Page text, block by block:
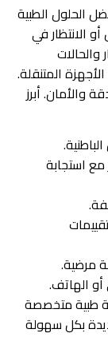
الحلول الطبية
الانتظار في
المتنقلة.
والأمان. أبرز
استجابة
مرضية.
الهاتف.
طبية متخصصة
بكل سهولة